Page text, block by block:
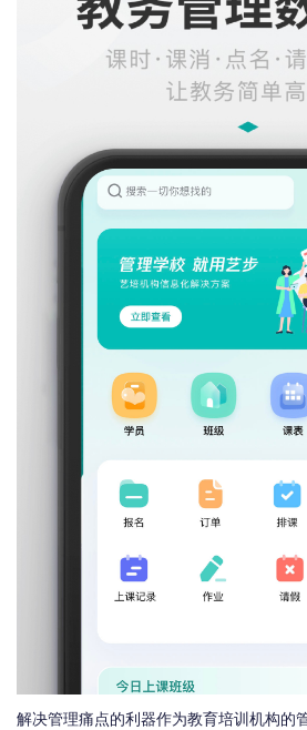
解决管理痛点的利器作为教育培训机构的